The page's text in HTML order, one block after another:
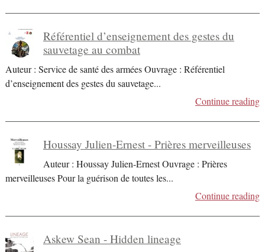
Référentiel d’enseignement des gestes du
sauvetage au combat
Auteur : Service de santé des armées Ouvrage : Référentiel
d’enseignement des gestes du sauvetage...
Continue reading
Houssay Julien-Ernest - Prières merveilleuses
Auteur : Houssay Julien-Ernest Ouvrage : Prières
merveilleuses Pour la guérison de toutes les...
Continue reading
Askew Sean - Hidden lineage